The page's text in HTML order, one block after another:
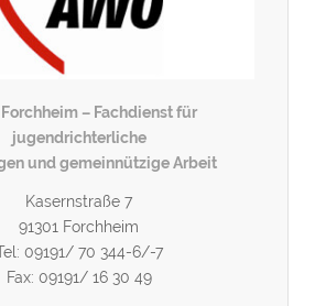
– Fachdienst für
jugendrichterliche
und gemeinnützige Arbeit
Kasernstraße 7
91301 Forchheim
09191/ 70 344-6/-7
Fax: 09191/ 16 30 49